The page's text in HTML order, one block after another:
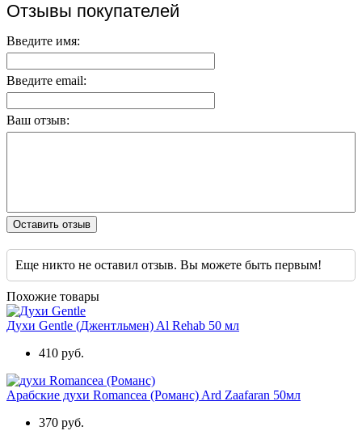
Отзывы покупателей
Введите имя:
Введите email:
Ваш отзыв:
Оставить отзыв
Еще никто не оставил отзыв. Вы можете быть первым!
Похожие товары
Духи Gentle (Джентльмен) Al Rehab 50 мл
410 руб.
Арабские духи Romancea (Романс) Ard Zaafaran 50мл
370 руб.